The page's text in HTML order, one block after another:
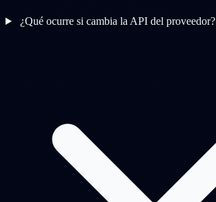
¿Qué ocurre si cambia la API del proveedor?